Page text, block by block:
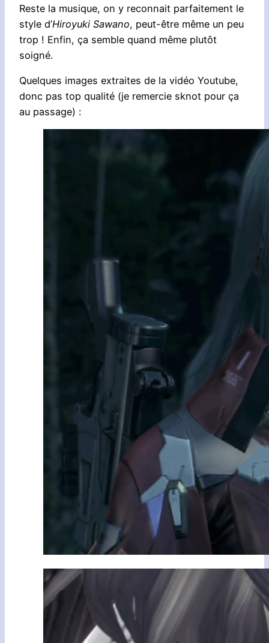
Reste la musique, on y reconnait parfaitement le
style d’Hiroyuki Sawano, peut-être même un peu
trop ! Enfin, ça semble quand même plutôt
soigné.
Quelques images extraites de la vidéo Youtube,
donc pas top qualité (je remercie sknot pour ça
au passage) :